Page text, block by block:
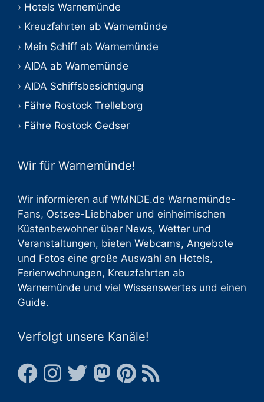
Hotels Warnemünde
Kreuzfahrten ab Warnemünde
Mein Schiff ab Warnemünde
AIDA ab Warnemünde
AIDA Schiffsbesichtigung
Fähre Rostock Trelleborg
Fähre Rostock Gedser
Wir für Warnemünde!
Wir informieren auf WMNDE.de Warnemünde-
Fans, Ostsee-Liebhaber und einheimischen
Küstenbewohner über News, Wetter und
Veranstaltungen, bieten Webcams, Angebote
und Fotos eine große Auswahl an Hotels,
Ferienwohnungen, Kreuzfahrten ab
Warnemünde und viel Wissenswertes und einen
Guide.
Verfolgt unsere Kanäle!